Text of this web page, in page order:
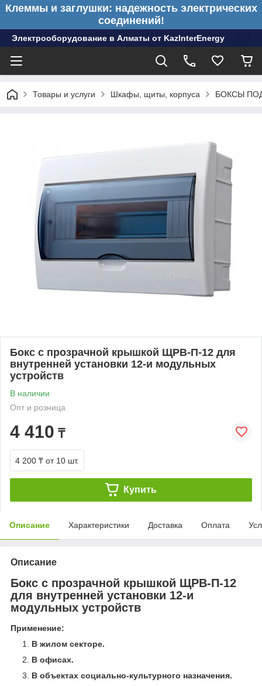
Клеммы и заглушки: надежность электрических
соединений!
Электрооборудование в Алматы от KazInterEnergy
Товары и услуги Шкафы, щиты, корпуса БОКСЫ
Бокс с прозрачной крышкой ЩРВ-П-12 для
внутренней установки 12-и модульных
устройств
В наличии
Опт и розница
4 410 ₸
4 200 ₸ от 10 шт.
Купить
Описание Характеристики Доставка Оплата
Описание
Бокс с прозрачной крышкой ЩРВ-П-12
для внутренней установки 12-и
модульных устройств
Применение:
В жилом секторе.
В офисах.
В объектах социально-культурного назначения.